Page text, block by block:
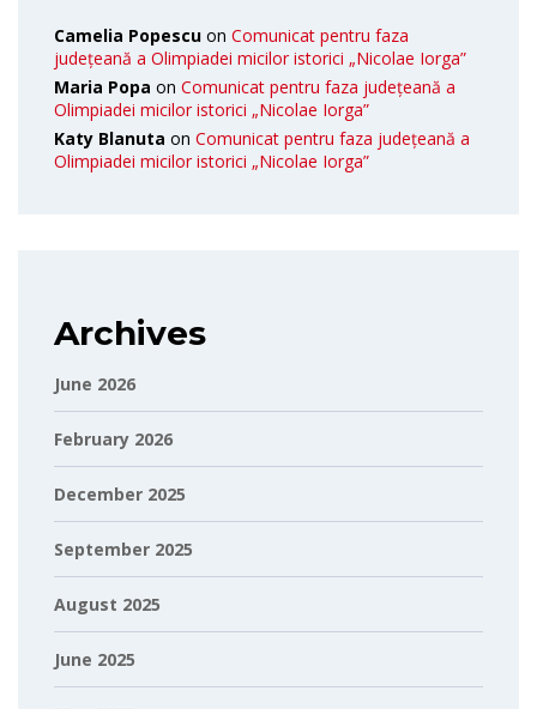
Camelia Popescu on Comunicat pentru faza
județeană a Olimpiadei micilor istorici „Nicolae Iorga”
Maria Popa on Comunicat pentru faza județeană a
Olimpiadei micilor istorici „Nicolae Iorga”
Katy Blanuta on Comunicat pentru faza județeană a
Olimpiadei micilor istorici „Nicolae Iorga”
Archives
June 2026
February 2026
December 2025
September 2025
August 2025
June 2025